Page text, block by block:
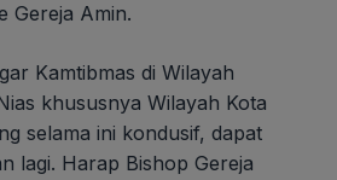
Gereja Amin.
Kamtibmas di Wilayah
khususnya Wilayah Kota
selama ini kondusif, dapat
lagi. Harap Bishop Gereja